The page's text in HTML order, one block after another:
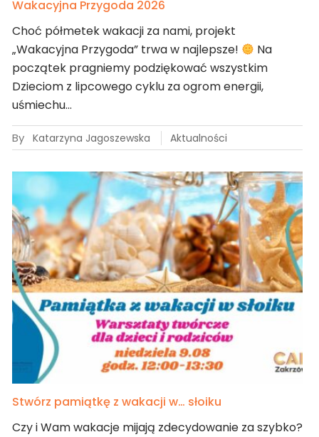
Wakacyjna Przygoda 2026
Choć półmetek wakacji za nami, projekt
„Wakacyjna Przygoda” trwa w najlepsze!
Na
początek pragniemy podziękować wszystkim
Dzieciom z lipcowego cyklu za ogrom energii,
uśmiechu…
By Katarzyna Jagoszewska Aktualności
Stwórz pamiątkę z wakacji w… słoiku
Czy i Wam wakacje mijają zdecydowanie za szybko?